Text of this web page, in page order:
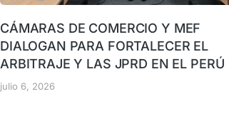
CÁMARAS DE COMERCIO Y MEF
DIALOGAN PARA FORTALECER EL
ARBITRAJE Y LAS JPRD EN EL PERÚ
julio 6, 2026